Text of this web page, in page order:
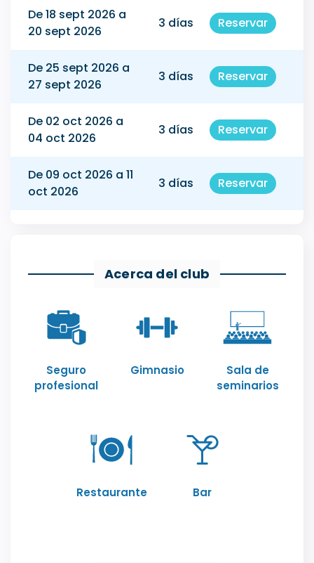
De 18 sept 2026 a
20 sept 2026
3 días Reservar
De 25 sept 2026 a
27 sept 2026
3 días Reservar
De 02 oct 2026 a
04 oct 2026
3 días Reservar
De 09 oct 2026 a 11
oct 2026
3 días Reservar
Acerca del club
Seguro
profesional
Gimnasio
Sala de
seminarios
Restaurante Bar